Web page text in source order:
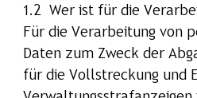
1.2 Wer ist für die
Für die Verarbeitung von
Daten zum Zweck der
für die Vollstreckung und